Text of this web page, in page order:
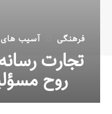
فرهنگی آسیب
تجارت
روح